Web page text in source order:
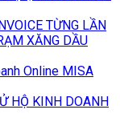
TỪNG LẦN
XĂNG DẦU
Online MISA
HỘ KINH DOANH